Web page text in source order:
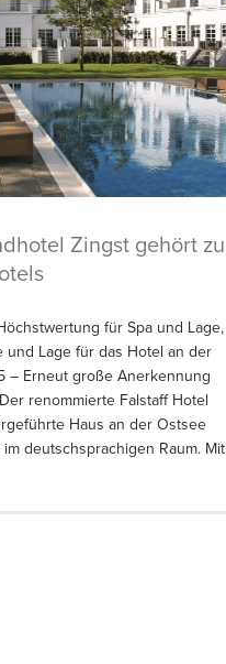
Zingst gehört zu
für Spa und Lage,
Lage für das Hotel an der
– Erneut große Anerkennung
renommierte Falstaff Hotel
Haus an der Ostsee
deutschsprachigen Raum. Mit